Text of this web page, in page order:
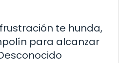
te hunda,
para alcanzar